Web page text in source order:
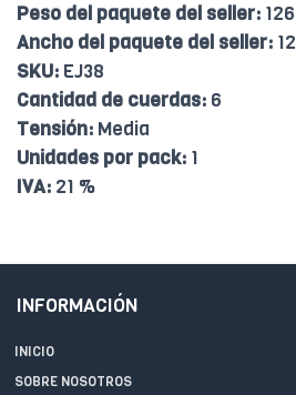
Peso del paquete del seller:
Ancho del paquete del seller:
SKU: EJ38
Cantidad de cuerdas: 6
Tensión: Media
Unidades por pack: 1
IVA: 21 %
INFORMACIÓN
INICIO
SOBRE NOSOTROS